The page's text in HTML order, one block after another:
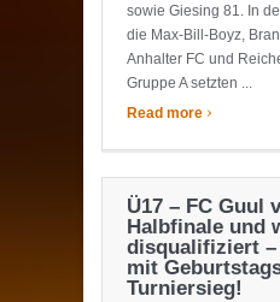
sowie Giesing 81. In
die Max-Bill-Boyz,
Anhalter FC und
Gruppe A setzten ...
Read more ›
Ü17 – FC Guul
Halbfinale und
disqualifiziert
mit
Turniersieg!